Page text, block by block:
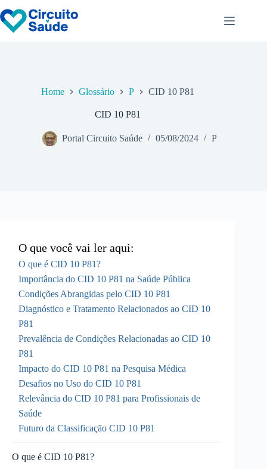
para
o
Home Glossário P CID 10 P81
CID 10 P81
Portal Circuito Saúde 05/08/2024 P
O que você vai ler aqui:
O que é CID 10 P81?
Importância do CID 10 P81 na Saúde Pública
Condições Abrangidas pelo CID 10 P81
Diagnóstico e Tratamento Relacionados ao CID 10
P81
Prevalência de Condições Relacionadas ao CID 10
P81
Impacto do CID 10 P81 na Pesquisa Médica
Desafios no Uso do CID 10 P81
Relevância do CID 10 P81 para Profissionais de
Saúde
Futuro da Classificação CID 10 P81
O que é CID 10 P81?